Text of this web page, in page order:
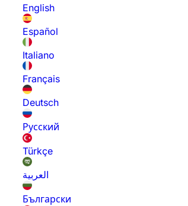
English
Español
Italiano
Français
Deutsch
Русский
Türkçe
العربية
Български